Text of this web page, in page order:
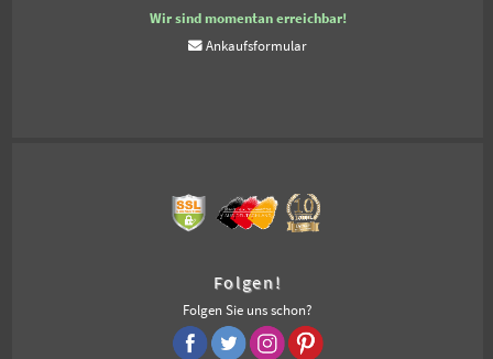
Wir sind momentan erreichbar!
Ankaufsformular
Folgen!
Folgen Sie uns schon?